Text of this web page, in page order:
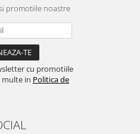
promotiile noastre
cu promotiile
multe in Politica de